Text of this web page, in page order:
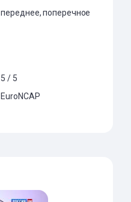
переднее, поперечное
5 / 5
EuroNCAP